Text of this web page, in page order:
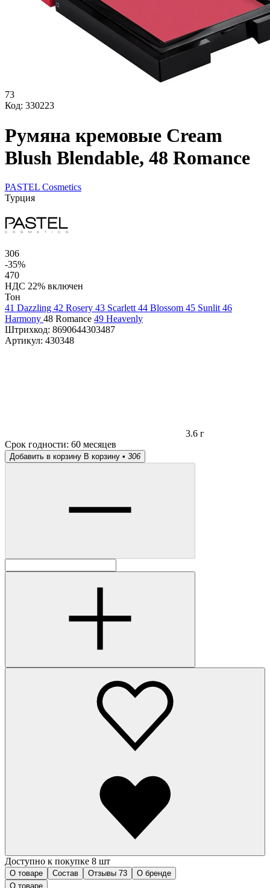
73
Код: 330223
Румяна кремовые Cream
Blush Blendable, 48 Romance
PASTEL Cosmetics
Турция
306
-35%
470
НДС 22% включен
Тон
41 Dazzling 42 Rosery 43 Scarlett 44 Blossom 45 Sunlit 46
Harmony 48 Romance 49 Heavenly
Штрихкод: 8690644303487
Артикул: 430348
3.6 г
Срок годности: 60 месяцев
Добавить в корзину В корзину • 306
Доступно к покупке 8 шт
О товаре Состав Отзывы 73
О бренде
О товаре